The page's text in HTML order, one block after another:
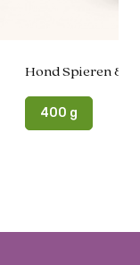
Hond Spieren &
400 g